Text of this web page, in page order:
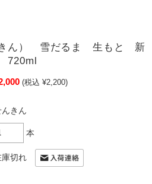
きん） 雪だるま 生もと 新
(税込 ¥2,200)
んきん
本
庫切れ